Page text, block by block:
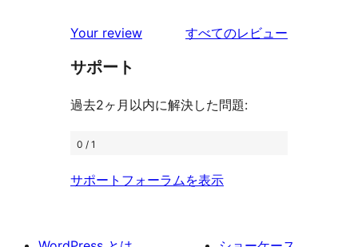
ー
ュ
ー
ビ
ュ
レ
ビ
ー
星
レ
ュ
ー
Your review すべてのレビュー
サポート
過去2ヶ月以内に解決した問題:
0 / 1
サポートフォーラムを表示